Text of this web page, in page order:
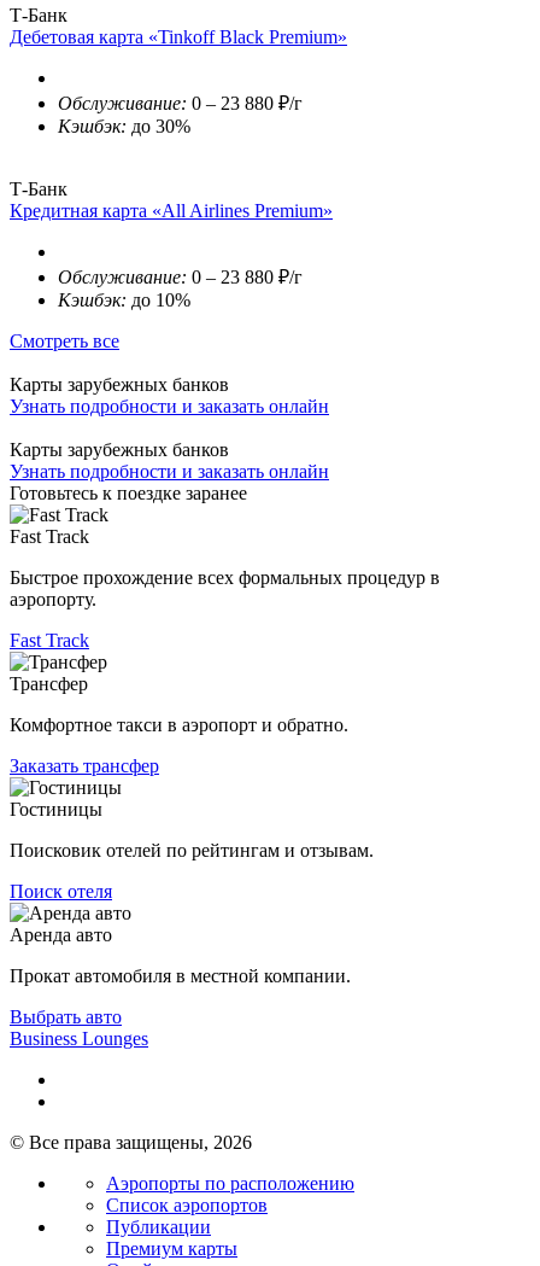
Т-Банк
Дебетовая карта «Tinkoff Black Premium»
Обслуживание: 0 – 23 880 ₽/г
Кэшбэк: до 30%
Т-Банк
Кредитная карта «All Airlines Premium»
Обслуживание: 0 – 23 880 ₽/г
Кэшбэк: до 10%
Смотреть все
Карты зарубежных банков
Узнать подробности и заказать онлайн
Карты зарубежных банков
Узнать подробности и заказать онлайн
Готовьтесь к поездке заранее
Fast Track
Быстрое прохождение всех формальных процедур в
аэропорту.
Fast Track
Трансфер
Комфортное такси в аэропорт и обратно.
Заказать трансфер
Гостиницы
Поисковик отелей по рейтингам и отзывам.
Поиск отеля
Аренда авто
Прокат автомобиля в местной компании.
Выбрать авто
Business Lounges
© Все права защищены, 2026
Аэропорты по расположению
Список аэропортов
Публикации
Премиум карты